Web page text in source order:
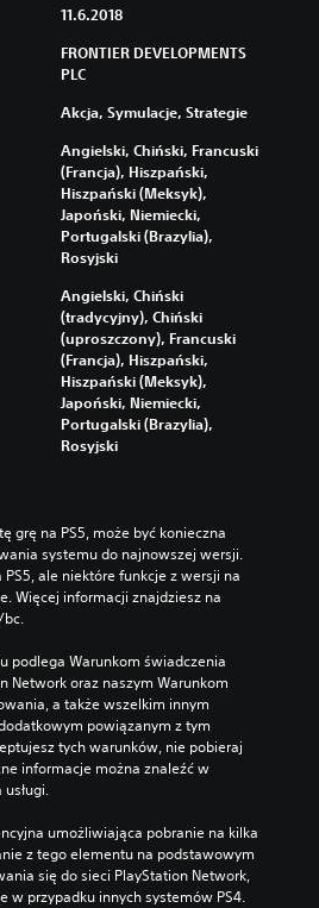
11.6.2018
FRONTIER DEVELOPMENTS
PLC
Akcja, Symulacje, Strategie
Angielski, Chiński, Francuski
(Francja), Hiszpański,
Hiszpański (Meksyk),
Japoński, Niemiecki,
Portugalski (Brazylia),
Rosyjski
Angielski, Chiński
(tradycyjny), Chiński
(uproszczony), Francuski
(Francja), Hiszpański,
Hiszpański (Meksyk),
Japoński, Niemiecki,
Portugalski (Brazylia),
Rosyjski
grę na PS5, może być konieczna
systemu do najnowszej wersji.
PS5, ale niektóre funkcje z wersji na
Więcej informacji znajdziesz na
bc.
podlega Warunkom świadczenia
Network oraz naszym Warunkom
a także wszelkim innym
powiązanym z tym
tych warunków, nie pobieraj
informacje można znaleźć w
umożliwiająca pobranie na kilka
z tego elementu na podstawowym
się do sieci PlayStation Network,
w przypadku innych systemów PS4.